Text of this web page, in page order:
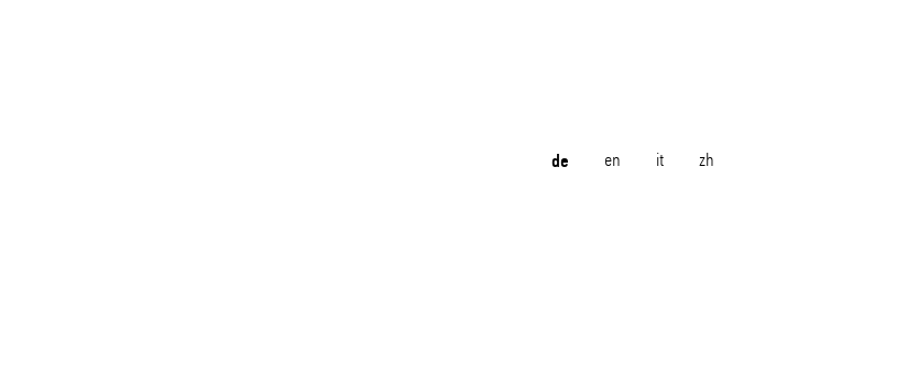
de en it zh